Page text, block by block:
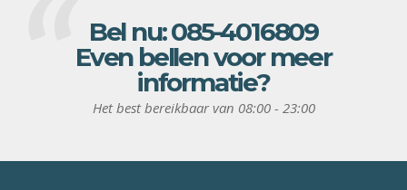
Bel nu:085-4016809
Even bellen voor meer
informatie?
Het best bereikbaar van 08:00 - 23:00